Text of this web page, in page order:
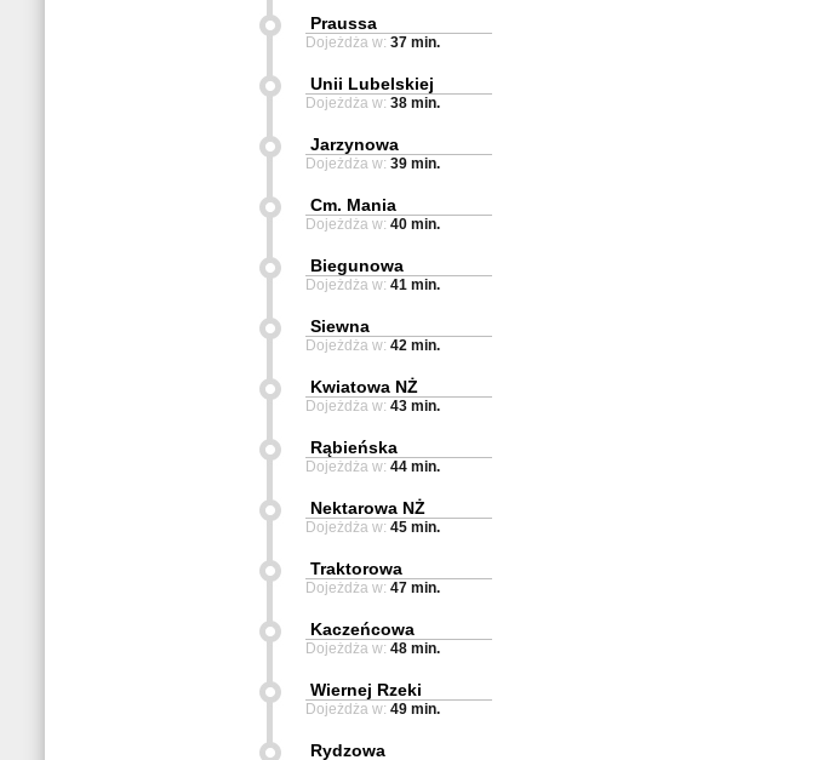
Praussa
Dojeżdża w: 37 min.
Unii Lubelskiej
Dojeżdża w: 38 min.
Jarzynowa
Dojeżdża w: 39 min.
Cm. Mania
Dojeżdża w: 40 min.
Biegunowa
Dojeżdża w: 41 min.
Siewna
Dojeżdża w: 42 min.
Kwiatowa NŻ
Dojeżdża w: 43 min.
Rąbieńska
Dojeżdża w: 44 min.
Nektarowa NŻ
Dojeżdża w: 45 min.
Traktorowa
Dojeżdża w: 47 min.
Kaczeńcowa
Dojeżdża w: 48 min.
Wiernej Rzeki
Dojeżdża w: 49 min.
Rydzowa